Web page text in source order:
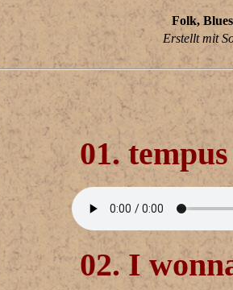
Folk,
Erstellt mit
01.
02. I